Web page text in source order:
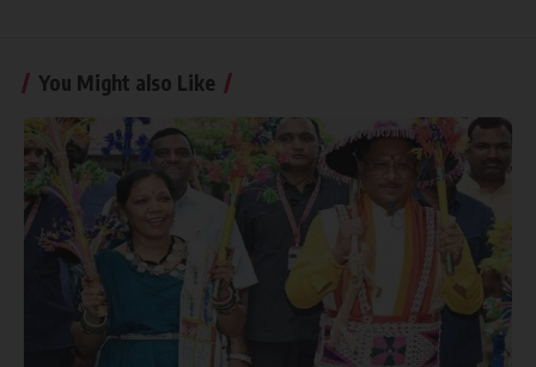
You Might also Like